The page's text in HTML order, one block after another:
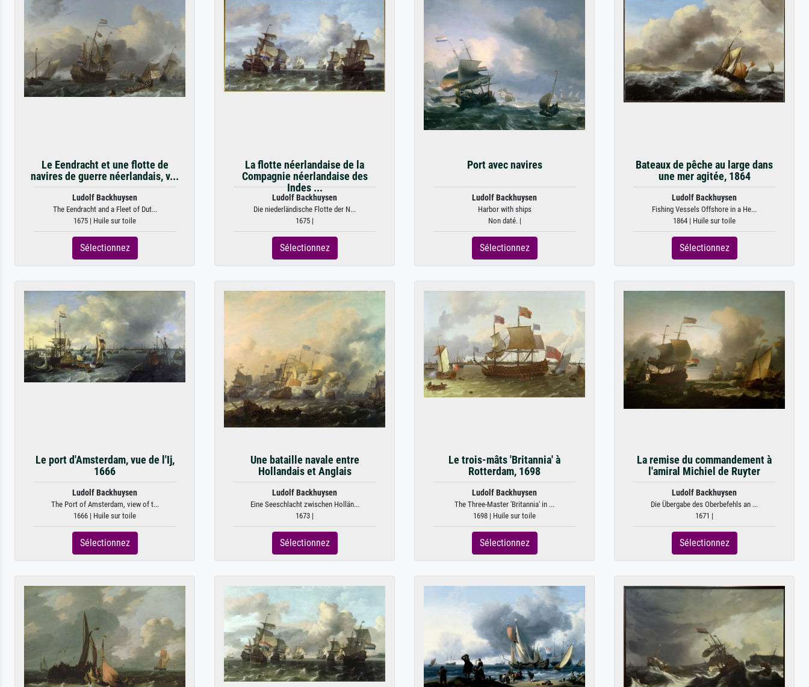
Le Eendracht et une flotte de
navires de guerre néerlandais, v...
Ludolf Backhuysen
The Eendracht and a Fleet of Dut...
1675 | Huile sur toile
Sélectionnez
La flotte néerlandaise de la
Compagnie néerlandaise des
Indes ...
Ludolf Backhuysen
Die niederländische Flotte der N...
1675 |
Sélectionnez
Port avec navires
Ludolf Backhuysen
Harbor with ships
Non daté. |
Sélectionnez
Bateaux de pêche au large dans
une mer agitée, 1864
Ludolf Backhuysen
Fishing Vessels Offshore in a He...
1864 | Huile sur toile
Sélectionnez
Le port d'Amsterdam, vue de l'Ij,
1666
Ludolf Backhuysen
The Port of Amsterdam, view of t...
1666 | Huile sur toile
Sélectionnez
Une bataille navale entre
Hollandais et Anglais
Ludolf Backhuysen
Eine Seeschlacht zwischen Hollän...
1673 |
Sélectionnez
Le trois-mâts 'Britannia' à
Rotterdam, 1698
Ludolf Backhuysen
The Three-Master 'Britannia' in ...
1698 | Huile sur toile
Sélectionnez
La remise du commandement à
l'amiral Michiel de Ruyter
Ludolf Backhuysen
Die Übergabe des Oberbefehls an ...
1671 |
Sélectionnez